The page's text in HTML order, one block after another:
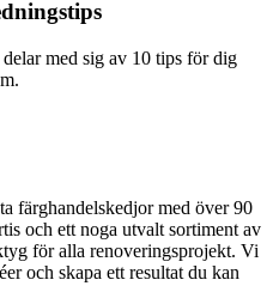
med sig av 10 tips för dig
färghandelskedjor med över 90
och ett noga utvalt sortiment av
för alla renoveringsprojekt. Vi
och skapa ett resultat du kan